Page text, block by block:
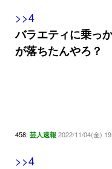
>>4
バラエティに乗っ
が落ちたんやろ？
458: 芸人速報 2022/11/04(金)
>>4